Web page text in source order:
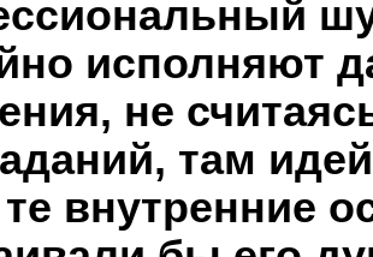
исполняют
не
там
внутренние